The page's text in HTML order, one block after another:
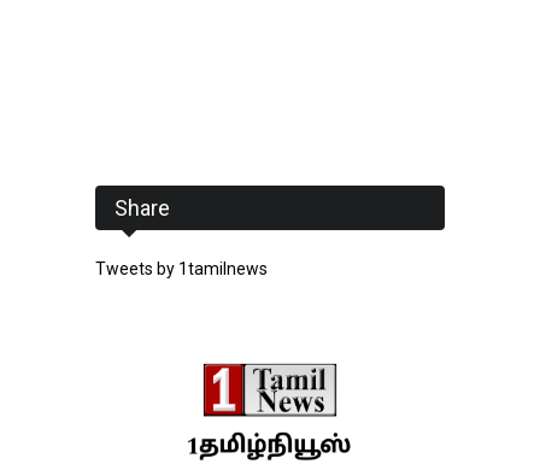
Share
Tweets by 1tamilnews